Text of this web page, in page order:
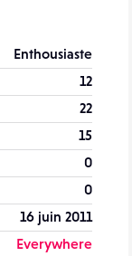
Enthousiaste
12
22
15
0
0
16 juin 2011
Everywhere